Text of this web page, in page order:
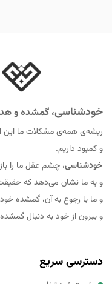
خودشناسی، گمشده و
ریشه‌ی همه‌ی مشکلات ما
و کمبود داریم.
خودشناسی، چشم عقل ما را
و به ما نشان می‌دهد که
و ما با رجوع به آن، گمشده
و بیرون از خود به دنبال
دسترسی سریع